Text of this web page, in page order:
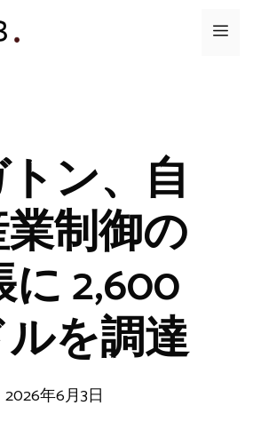
メ
ン、自
制御の
2,600
を調達
2026年6月3日